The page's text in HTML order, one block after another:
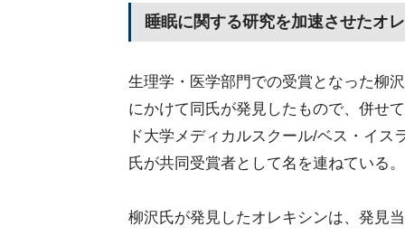
睡眠に関する研究を加速させたオ
生理学・医学部門での受賞となった柳
にかけて同氏が発見したもので、併せ
ド大学メディカルスクール/ベス・イ
氏が共同受賞者として名を連ねている。
柳沢氏が発見したオレキシンは、発見